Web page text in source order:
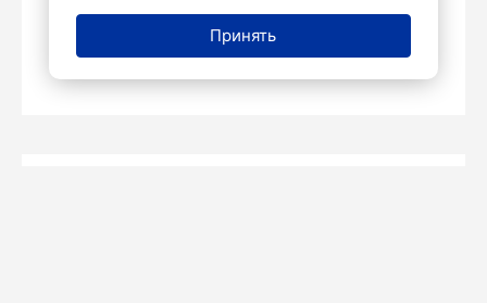
320-летия Петербурга
27 мая 2023
Принять